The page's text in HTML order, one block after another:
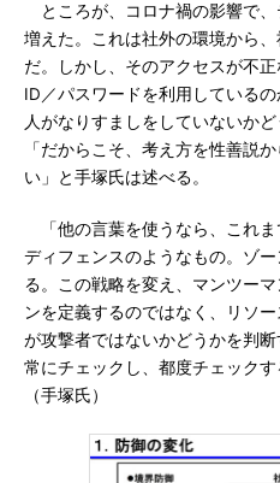
ところが、コロナ禍の影響で
増えた。これは社外の環境から
だ。しかし、そのアクセスが不
ID／パスワードを利用している
人がなりすましをしていないか
「だからこそ、考え方を性善説
い」と手塚氏は述べる。
「他の言葉を使うなら、これ
ディフェンスのようなもの。ゾ
る。この戦略を変え、マンツー
ンを定義するのではなく、リソ
が攻撃者ではないかどうかを判断
常にチェックし、都度チェックす
（手塚氏）